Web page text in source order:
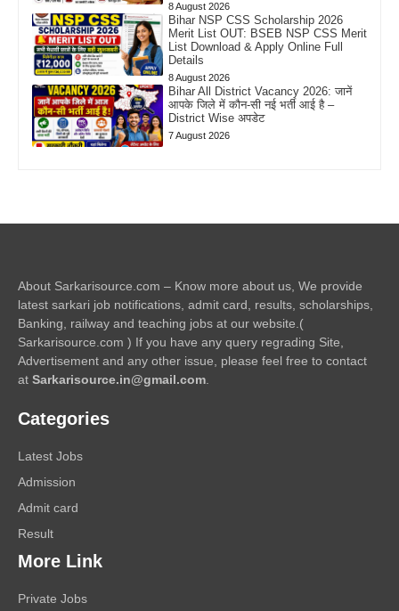
8 August 2026
Bihar NSP CSS Scholarship 2026
Merit List OUT: BSEB NSP CSS Merit
List Download & Apply Online Full
Details
8 August 2026
Bihar All District Vacancy 2026: जानें
आपके जिले में कौन-सी नई भर्ती आई है –
District Wise अपडेट
7 August 2026
About Sarkarisource.com – Know more about us, We provide
latest sarkari job notifications, admit card, results, scholarships,
Banking, railway and teaching jobs at our website.(
Sarkarisource.com ) If you have any query regrading Site,
Advertisement and any other issue, please feel free to contact
at Sarkarisource.in@gmail.com
Categories
Latest Jobs
Admission
Admit card
Result
More Link
Private Jobs